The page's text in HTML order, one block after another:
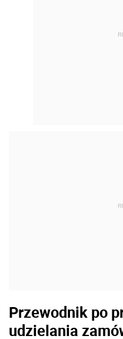
Przewodnik po
udzielania